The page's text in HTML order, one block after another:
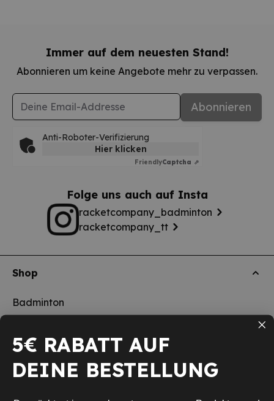
Immer auf dem neuesten Stand!
Abonnieren um keine Angebote mehr zu verpassen.
E-Mail-Adresse Abonnieren
Anti-Roboter-Verifizierung
Hier klicken
FriendlyCaptcha ⇗
Folge uns auch auf Insta
racketcompany_badminton
racketcompany_tt
Shop
Badminton
Squash
Pickleball
5€ RABATT AUF
DEINE BESTELLUNG